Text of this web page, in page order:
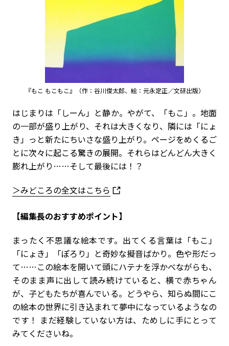
『もこ もこもこ』（作：谷川俊太郎、絵：元永定正／文研出版）
はじまりは「しーん」と静か。やがて、「もこ」。地面
の一部が盛り上がり、それは大きくなり、隣には「にょ
き」っと新たにちいさな盛り上がり。ページをめくるご
とに次々に起こる驚きの展開。それらはどんどん大きく
膨れ上がり……そして最後には！？
＞みどころの全文はこちら
【編集長のおすすめポイント】
まったく不思議な絵本です。出てくる言葉は「もこ」
「にょき」「ぽろり」と奇妙な擬音ばかり。色や形だっ
て……この絵本を開いて頭にハテナを浮かべながらも、
そのまま声に出して読み続けていると、横で赤ちゃん
が、子どもたちが喜んでいる。どうやら、知らぬ間にこ
の絵本の世界に引き込まれて夢中になっているようなの
です！ まだ経験していない方は、ためしに手にとって
みてくださいね。